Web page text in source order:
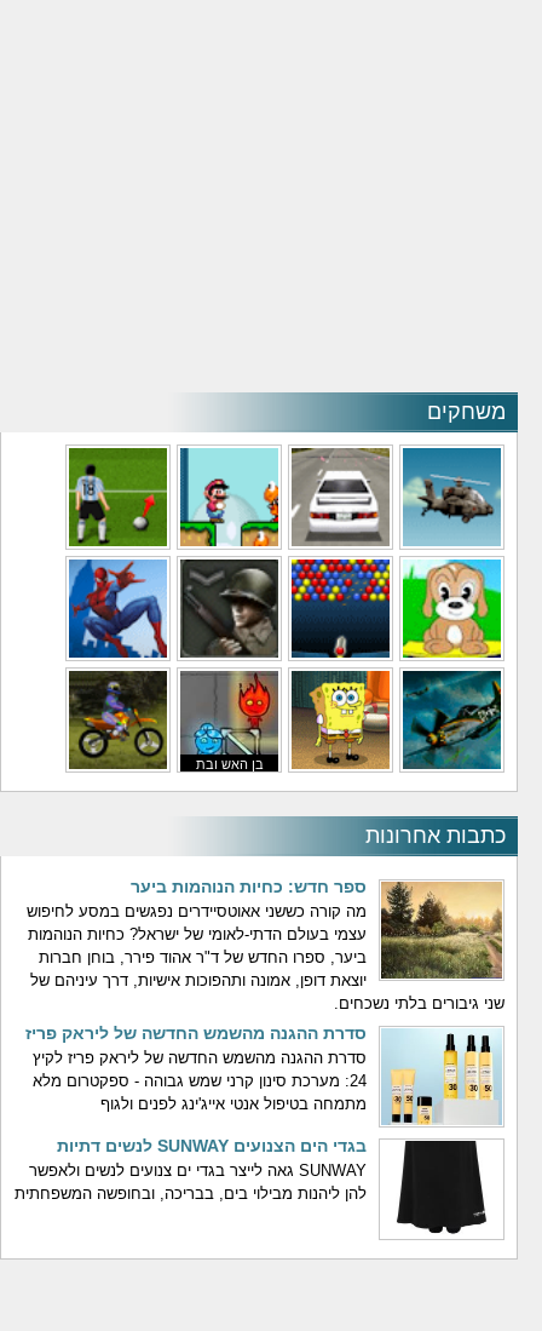
משחקים
משחקי מסוקים משחקי מכוניות משחקי סופר מריו משחקי כדורגל
משחקי לילדים משחקי באבלס משחקי מלחמה משחקי גיבורים
בן האש ובת
כתבות אחרונות
ספר חדש: כחיות הנוהמות ביער
מה קורה כששני אאוטסיידרים נפגשים במסע לחיפוש
עצמי בעולם הדתי-לאומי של ישראל? כחיות הנוהמות
ביער, ספרו החדש של ד"ר אהוד פירר, בוחן חברות
יוצאת דופן, אמונה ותהפוכות אישיות, דרך עיניהם של
שני גיבורים בלתי נשכחים.
סדרת ההגנה מהשמש החדשה של ליראק פריז
סדרת ההגנה מהשמש החדשה של ליראק פריז לקיץ
24: מערכת סינון קרני שמש גבוהה - ספקטרום מלא
מתמחה בטיפול אנטי אייג'ינג לפנים ולגוף
בגדי הים הצנועים SUNWAY לנשים דתיות
SUNWAY גאה לייצר בגדי ים צנועים לנשים ולאפשר
להן ליהנות מבילוי בים, בבריכה, ובחופשה המשפחתית